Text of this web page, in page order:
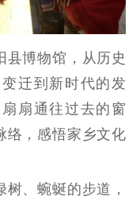
申报系统
博物馆，从历史
迁到新时代的发
扇通往过去的窗
络，感悟家乡文化
、蜿蜒的步道，